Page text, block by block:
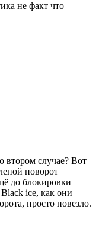
не факт что
втором случае? Вот
поворот
до блокировки
ice, как они
просто повезло.